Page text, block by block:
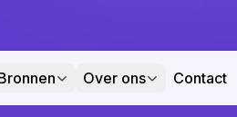
Over ons Contact